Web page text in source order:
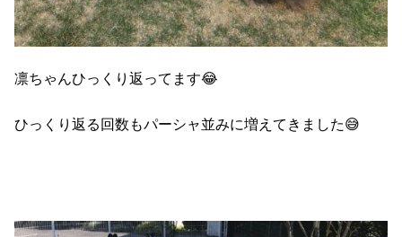
凛ちゃんひっくり返ってます😂
ひっくり返る回数もパーシャ並みに増えてきました😅